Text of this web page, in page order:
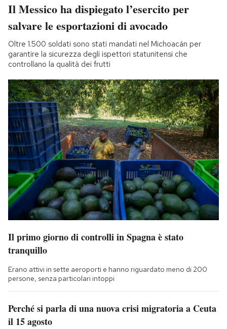
Il Messico ha dispiegato l’esercito per
salvare le esportazioni di avocado
Oltre 1.500 soldati sono stati mandati nel Michoacán per
garantire la sicurezza degli ispettori statunitensi che
controllano la qualità dei frutti
Il primo giorno di controlli in Spagna è stato
tranquillo
Erano attivi in sette aeroporti e hanno riguardato meno di 200
persone, senza particolari intoppi
Perché si parla di una nuova crisi migratoria a Ceuta
il 15 agosto